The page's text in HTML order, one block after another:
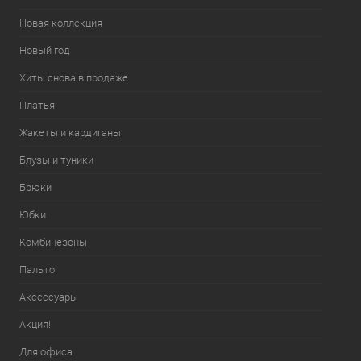
Новая коллекция
Новый год
Хиты снова в продаже
Платья
Жакеты и кардиганы
Блузы и туники
Брюки
Юбки
Комбинезоны
Пальто
Аксессуары
Акция!
Для офиса